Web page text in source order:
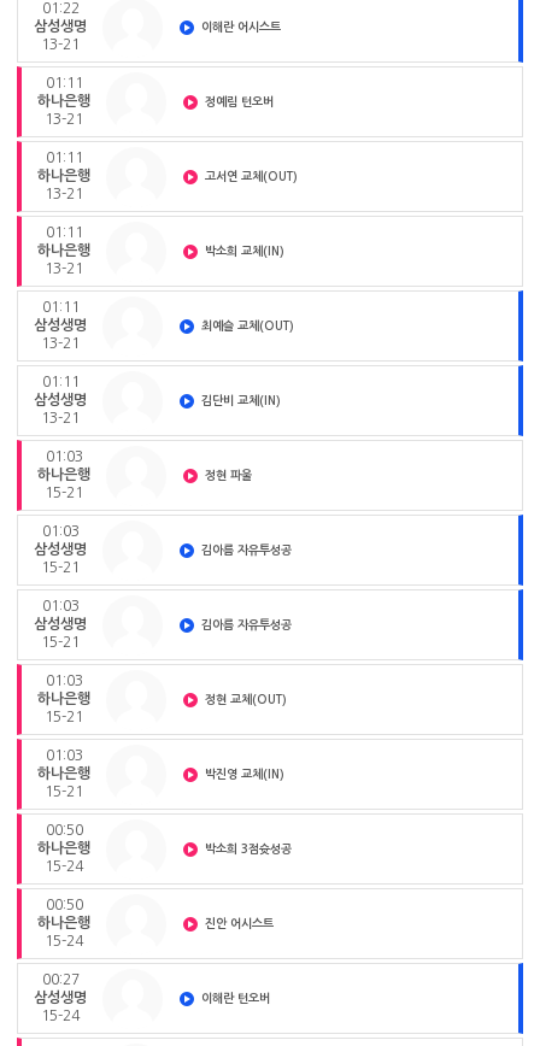
01:22
삼성생명
13-21
이해란 어시스트
01:11
하나은행
13-21
정예림 턴오버
01:11
하나은행
13-21
고서연 교체(OUT)
01:11
하나은행
13-21
박소희 교체(IN)
01:11
삼성생명
13-21
최예슬 교체(OUT)
01:11
삼성생명
13-21
김단비 교체(IN)
01:03
하나은행
15-21
정현 파울
01:03
삼성생명
15-21
김아름 자유투성공
01:03
삼성생명
15-21
김아름 자유투성공
01:03
하나은행
15-21
정현 교체(OUT)
01:03
하나은행
15-21
박진영 교체(IN)
00:50
하나은행
15-24
박소희 3점슛성공
00:50
하나은행
15-24
진안 어시스트
00:27
삼성생명
15-24
이해란 턴오버